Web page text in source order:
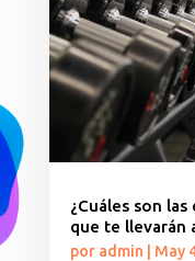
¿Cuáles son
que te llevarán
por admin | May